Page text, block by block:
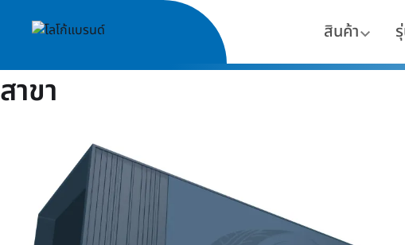
สินค้า
สาขา